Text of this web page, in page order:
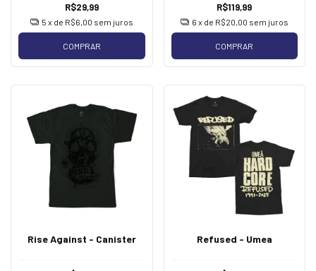
R$29,99
5 x de R$6,00 sem juros
COMPRAR
R$119,99
6 x de R$20,00 sem juros
COMPRAR
Rise Against - Canister Refused - Umea